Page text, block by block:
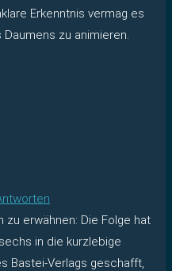
Erkenntnis vermag es
zu animieren.
zu erwähnen: Die Folge hat
in die kurzlebige
Bastei-Verlags geschafft,